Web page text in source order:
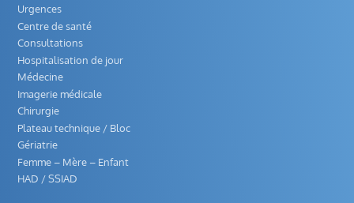
Urgences
Centre de santé
Consultations
Hospitalisation de jour
Médecine
Imagerie médicale
Chirurgie
Plateau technique / Bloc
Gériatrie
Femme – Mère – Enfant
HAD / SSIAD